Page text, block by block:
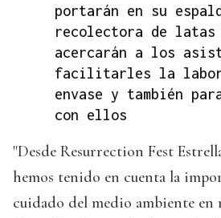
portarán en su
recolectora de latas
acercarán a los
facilitarles la
envase y también
con ellos
"Desde Resurrection Fest
hemos tenido en cuenta la
cuidado del medio ambiente